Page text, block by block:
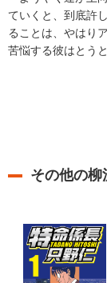
ていくと、到底許
ることは、やはり
苦悩する彼はとう
その他の柳